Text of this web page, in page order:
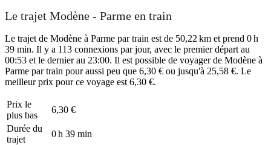
Le trajet Modène - Parme en train
Le trajet de Modène à Parme par train est de 50,22 km et prend 0 h
39 min. Il y a 113 connexions par jour, avec le premier départ au
00:53 et le dernier au 23:00. Il est possible de voyager de Modène à
Parme par train pour aussi peu que 6,30 € ou jusqu'à 25,58 €. Le
meilleur prix pour ce voyage est 6,30 €.
Prix ​​le
plus bas
6,30 €
Durée du
trajet
0 h 39 min